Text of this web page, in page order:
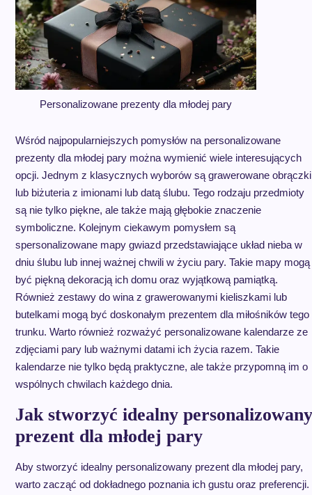
Personalizowane prezenty dla młodej pary
Wśród najpopularniejszych pomysłów na personalizowane
prezenty dla młodej pary można wymienić wiele interesujących
opcji. Jednym z klasycznych wyborów są grawerowane obrączki
lub biżuteria z imionami lub datą ślubu. Tego rodzaju przedmioty
są nie tylko piękne, ale także mają głębokie znaczenie
symboliczne. Kolejnym ciekawym pomysłem są
spersonalizowane mapy gwiazd przedstawiające układ nieba w
dniu ślubu lub innej ważnej chwili w życiu pary. Takie mapy mogą
być piękną dekoracją ich domu oraz wyjątkową pamiątką.
Również zestawy do wina z grawerowanymi kieliszkami lub
butelkami mogą być doskonałym prezentem dla miłośników tego
trunku. Warto również rozważyć personalizowane kalendarze ze
zdjęciami pary lub ważnymi datami ich życia razem. Takie
kalendarze nie tylko będą praktyczne, ale także przypomną im o
wspólnych chwilach każdego dnia.
Jak stworzyć idealny personalizowany
prezent dla młodej pary
Aby stworzyć idealny personalizowany prezent dla młodej pary,
warto zacząć od dokładnego poznania ich gustu oraz preferencji.